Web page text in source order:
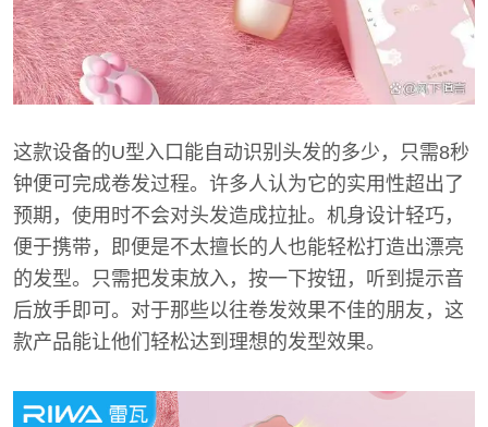
这款设备的U型入口能自动识别头发的多少，只需8秒
钟便可完成卷发过程。许多人认为它的实用性超出了
预期，使用时不会对头发造成拉扯。机身设计轻巧，
便于携带，即便是不太擅长的人也能轻松打造出漂亮
的发型。只需把发束放入，按一下按钮，听到提示音
后放手即可。对于那些以往卷发效果不佳的朋友，这
款产品能让他们轻松达到理想的发型效果。